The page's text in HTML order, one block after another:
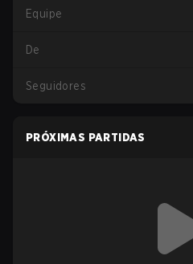
Equipe
De
Seguidores
PRÓXIMAS PARTIDAS